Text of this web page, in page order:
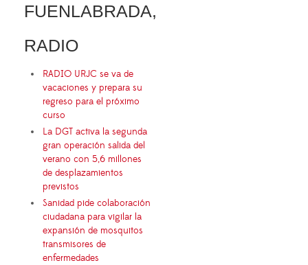
FUENLABRADA,
RADIO
RADIO URJC se va de
vacaciones y prepara su
regreso para el próximo
curso
La DGT activa la segunda
gran operación salida del
verano con 5,6 millones
de desplazamientos
previstos
Sanidad pide colaboración
ciudadana para vigilar la
expansión de mosquitos
transmisores de
enfermedades